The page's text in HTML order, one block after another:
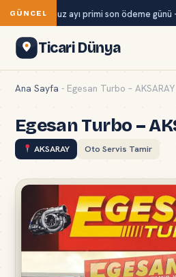
GÜNCEL
Kur temmuz ayı primi son ödeme günü
Ticari Dünya
Ana Sayfa - Egesan Turbo – AKSARAY
Egesan Turbo –
AKSARAY Oto Servis Tamir